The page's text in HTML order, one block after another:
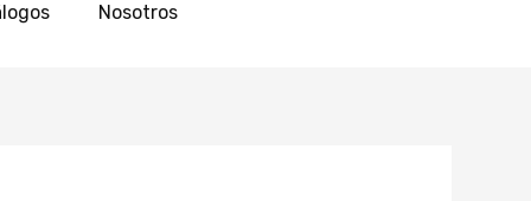
Nosotros